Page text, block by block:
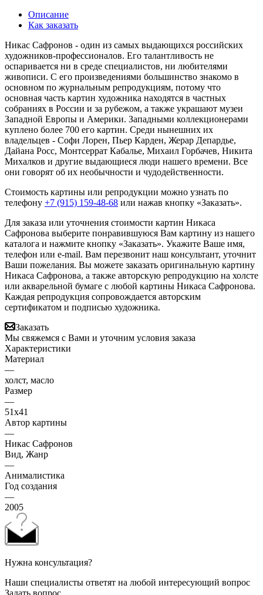
Описание
Как заказать
Никас Сафронов - один из самых выдающихся российских
художников-профессионалов. Его талантливость не
оспаривается ни в среде специалистов, ни любителями
живописи. С его произведениями большинство знакомо в
основном по журнальным репродукциям, потому что
основная часть картин художника находятся в частных
собраниях в России и за рубежом, а также украшают музеи
Западной Европы и Америки. Западными коллекционерами
куплено более 700 его картин. Среди нынешних их
владельцев - Софи Лорен, Пьер Карден, Жерар Депардье,
Дайана Росс, Монтсеррат Кабалье, Михаил Горбачев, Никита
Михалков и другие выдающиеся люди нашего времени. Все
они говорят об их необычности и чудодейственности.
Стоимость картины или репродукции можно узнать по
телефону +7 (915) 159-48-68 или нажав кнопку «Заказать».
Для заказа или уточнения стоимости картин Никаса
Сафронова выберите понравившуюся Вам картину из нашего
каталога и нажмите кнопку «Заказать». Укажите Ваше имя,
телефон или e-mail. Вам перезвонит наш консультант, уточнит
Ваши пожелания. Вы можете заказать оригинальную картину
Никаса Сафронова, а также авторскую репродукцию на холсте
или акварельной бумаге с любой картины Никаса Сафронова.
Каждая репродукция сопровождается авторским
сертификатом и подписью художника.
Заказать
Мы свяжемся с Вами и уточним условия заказа
Характеристики
Материал
—
холст, масло
Размер
—
51х41
Автор картины
—
Никас Сафронов
Вид, Жанр
—
Анималистика
Год создания
—
2005
Нужна консультация?
Наши специалисты ответят на любой интересующий вопрос
Задать вопрос